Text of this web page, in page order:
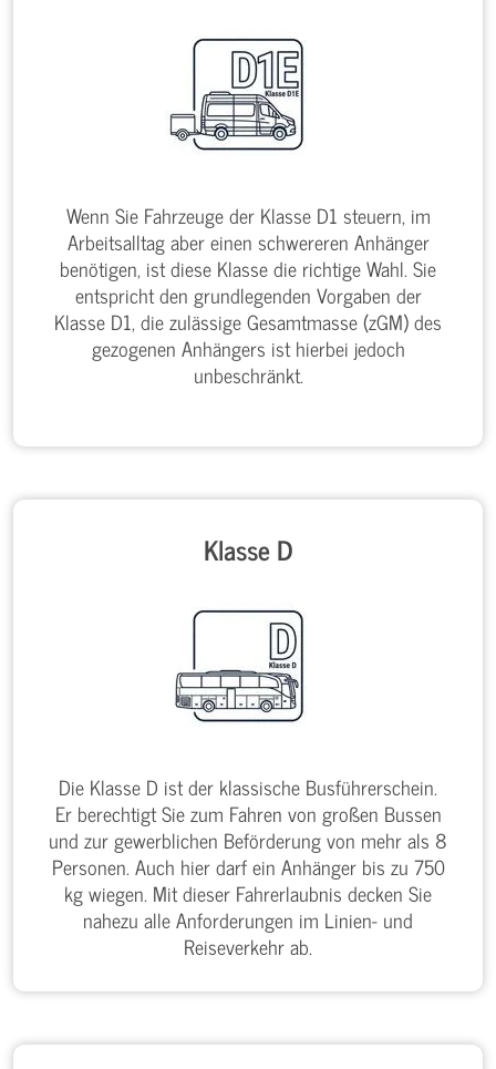
Wenn Sie Fahrzeuge der Klasse D1 steuern, im
Arbeitsalltag aber einen schwereren Anhänger
benötigen, ist diese Klasse die richtige Wahl. Sie
entspricht den grundlegenden Vorgaben der
Klasse D1, die zulässige Gesamtmasse (zGM) des
gezogenen Anhängers ist hierbei jedoch
unbeschränkt.
Klasse D
Die Klasse D ist der klassische Busführerschein.
Er berechtigt Sie zum Fahren von großen Bussen
und zur gewerblichen Beförderung von mehr als 8
Personen. Auch hier darf ein Anhänger bis zu 750
kg wiegen. Mit dieser Fahrerlaubnis decken Sie
nahezu alle Anforderungen im Linien- und
Reiseverkehr ab.